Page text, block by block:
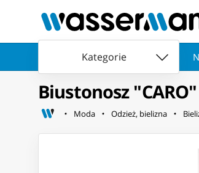
Kategorie
Biustonosz
Moda Odzież, bielizna